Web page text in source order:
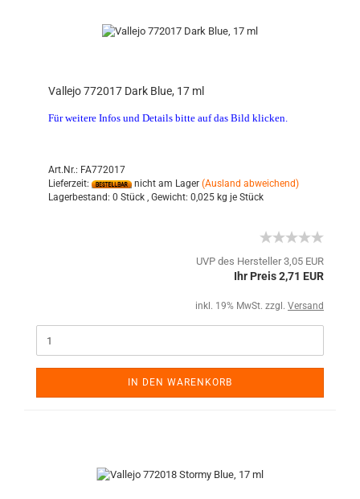
Vallejo 772017 Dark Blue, 17 ml
Für weitere Infos und Details bitte auf das Bild klicken.
Art.Nr.: FA772017
Lieferzeit:
nicht am Lager (Ausland abweichend)
Lagerbestand: 0 Stück , Gewicht: 0,025 kg je Stück
UVP des Hersteller 3,05 EUR
Ihr Preis 2,71 EUR
inkl. 19% MwSt. zzgl. Versand
IN DEN WARENKORB